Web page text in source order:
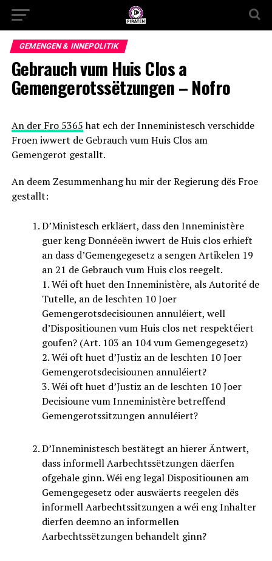
GEMENGEN & INNEPOLITIK
Gebrauch vum Huis Clos a
Gemengerotssëtzungen – Nofro
An der Fro 5365hat ech der Inneministesch verschidde
Froen iwwert de Gebrauch vum Huis Clos am
Gemengerot gestallt.
An deem Zesummenhang hu mir der Regierung dës Froe
gestallt:
D’Ministesch erkläert, dass den Inneministère
guer keng Donnéeën iwwert de Huis clos erhieft
an dass d’Gemengegesetz a sengen Artikelen 19
an 21 de Gebrauch vum Huis clos reegelt.
1. Wéi oft huet den Inneministère, als Autorité de
Tutelle, an de leschten 10 Joer
Gemengerotsdecisiounen annuléiert, well
d’Dispositiounen vum Huis clos net respektéiert
goufen? (Art. 103 an 104 vum Gemengegesetz)
2. Wéi oft huet d’Justiz an de leschten 10 Joer
Gemengerotsdecisiounen annuléiert?
3. Wéi oft huet d’Justiz an de leschten 10 Joer
Decisioune vum Inneministère betreffend
Gemengerotssitzungen annuléiert?
D’Inneministesch bestätegt an hierer Äntwert,
dass informell Aarbechtssëtzungen däerfen
ofgehale ginn. Wéi eng legal Dispositiounen am
Gemengegesetz oder auswäerts reegelen dës
informell Aarbechtssitzungen a wéi eng Inhalter
dierfen deemno an informellen
Aarbechtssëtzungen behandelt ginn?